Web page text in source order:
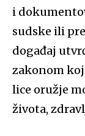
i
sudske ili
događaj
zakonom
lice oružje
života,